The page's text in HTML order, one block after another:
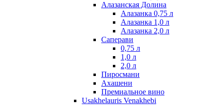
Алазанская Долина
Алазанка 0,75 л
Алазанка 1,0 л
Алазанка 2,0 л
Саперави
0,75 л
1,0 л
2,0 л
Пиросмани
Ахашени
Премиальное вино
Usakhelauris Venakhebi